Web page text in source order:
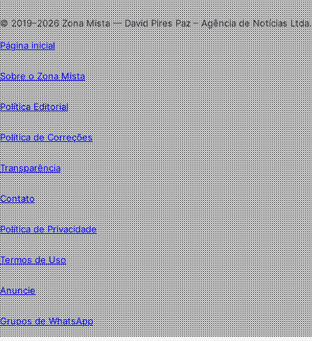
Instagram
© 2019–2026 Zona Mista — David Pires Paz – Agência de Notícias Ltda.
Página inicial
Sobre o Zona Mista
Política Editorial
Política de Correções
Transparência
Contato
Política de Privacidade
Termos de Uso
Anuncie
Grupos de WhatsApp